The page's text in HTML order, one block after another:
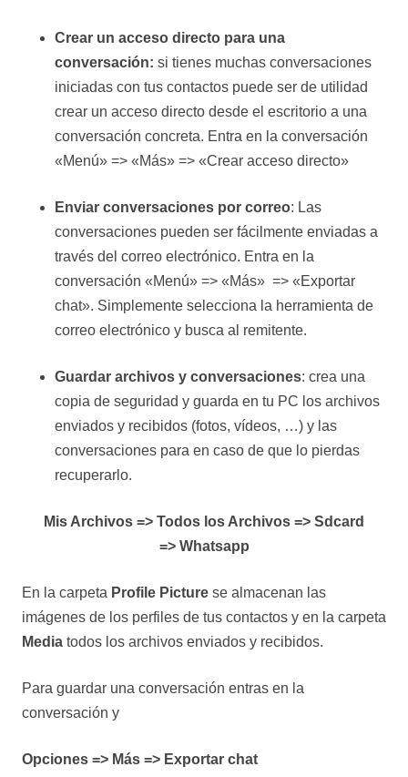
Crear un acceso directo para una
conversación: si tienes muchas conversaciones
iniciadas con tus contactos puede ser de utilidad
crear un acceso directo desde el escritorio a una
conversación concreta. Entra en la conversación
«Menú» => «Más» => «Crear acceso directo»
Enviar conversaciones por correo: Las
conversaciones pueden ser fácilmente enviadas a
través del correo electrónico. Entra en la
conversación «Menú» => «Más» => «Exportar
chat». Simplemente selecciona la herramienta de
correo electrónico y busca al remitente.
Guardar archivos y conversaciones: crea una
copia de seguridad y guarda en tu PC los archivos
enviados y recibidos (fotos, vídeos, …) y las
conversaciones para en caso de que lo pierdas
recuperarlo.
Mis Archivos => Todos los Archivos => Sdcard
=> Whatsapp
En la carpeta Profile Picture se almacenan las
imágenes de los perfiles de tus contactos y en la carpeta
Media todos los archivos enviados y recibidos.
Para guardar una conversación entras en la
conversación y
Opciones => Más => Exportar chat